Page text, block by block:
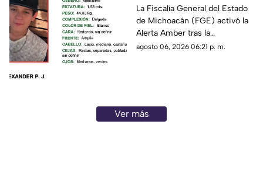
de 15 años
desaparecido en
Puruándiro,
Michoacán; activan
La Fiscalía General del Estado
de Michoacán (FGE) activó la
Alerta Amber tras la
desaparición del adolescente
municipio de Puruándiro.
agosto 06, 2026 06:21 p. m.
Ver más